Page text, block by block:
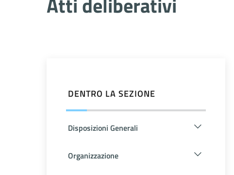
DENTRO LA SEZIONE
Disposizioni Generali
Organizzazione